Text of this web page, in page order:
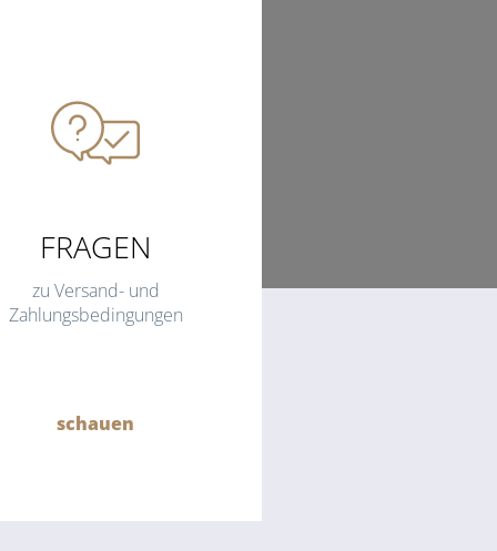
FRAGEN
zu Versand- und
Zahlungsbedingungen
schauen